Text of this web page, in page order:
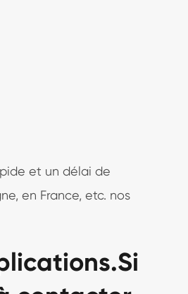
et un délai de
en France, etc. nos